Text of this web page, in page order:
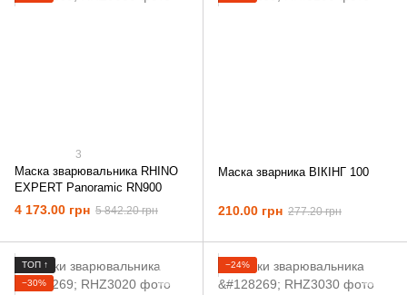
3
Маска зварювальника RHINO
EXPERT Panoramic RN900
4 173.00 грн 5 842.20 грн
Маска зварника ВІКІНГ 100
210.00 грн 277.20 грн
ТОП ↑
−30%
−24%